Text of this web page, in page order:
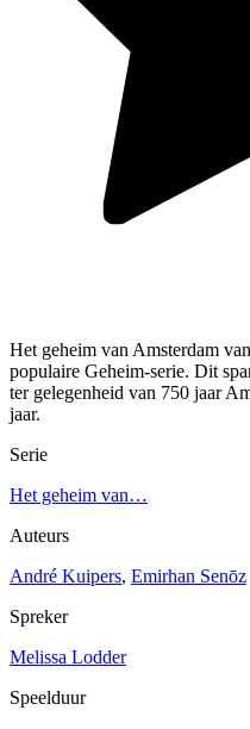
Het geheim van Amsterdam
populaire Geheim-serie. Dit
ter gelegenheid van 750 jaar
jaar.
Serie
Het geheim van…
Auteurs
André Kuipers, Emirhan Senōz
Spreker
Melissa Lodder
Speelduur